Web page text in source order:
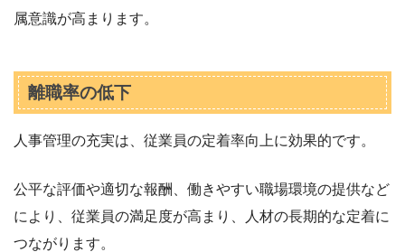
属意識が高まります。
離職率の低下
人事管理の充実は、従業員の定着率向上に効果的です。
公平な評価や適切な報酬、働きやすい職場環境の提供など
により、従業員の満足度が高まり、人材の長期的な定着に
つながります。